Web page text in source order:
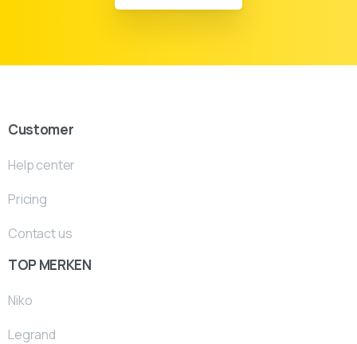
Customer
Help center
Pricing
Contact us
TOP MERKEN
Niko
Legrand